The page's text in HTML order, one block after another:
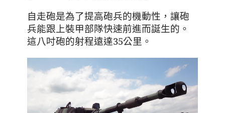
自走砲是為了提高砲兵的機動性 ，讓砲
兵能跟上裝甲部隊快速前進而誕生的 。
這八吋砲的射程遠達35公里 。